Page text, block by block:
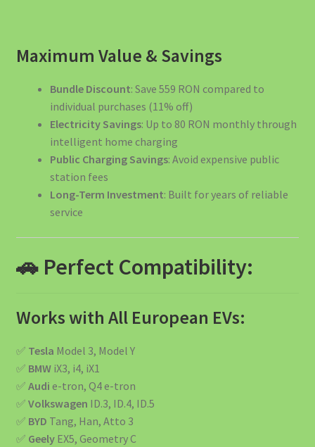
Maximum Value & Savings
Bundle Discount: Save 559 RON compared to
individual purchases (11% off)
Electricity Savings: Up to 80 RON monthly through
intelligent home charging
Public Charging Savings: Avoid expensive public
station fees
Long-Term Investment: Built for years of reliable
service
🚗 Perfect Compatibility:
Works with All European EVs:
✅ Tesla Model 3, Model Y
✅ BMWiX3, i4, iX1
✅ Audi e-tron, Q4 e-tron
✅ Volkswagen ID.3, ID.4, ID.5
✅ BYD Tang, Han, Atto 3
✅ GeelyEX5, Geometry C